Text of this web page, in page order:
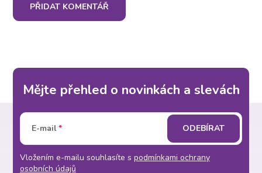
PŘIDAT KOMENTÁŘ
Mějte přehled o novinkách a slevách
E-mail
Vložením e-mailu souhlasíte s podmínkami ochrany
osobních údajů
ODEBÍRAT